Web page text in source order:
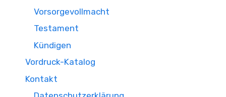
Vorsorgevollmacht
Testament
Kündigen
Vordruck-Katalog
Kontakt